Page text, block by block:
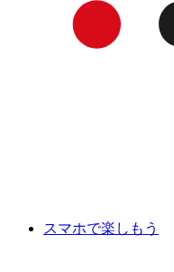
スマホで楽しもう